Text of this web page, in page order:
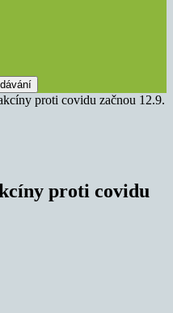
proti covidu začnou 12.9.
proti covidu